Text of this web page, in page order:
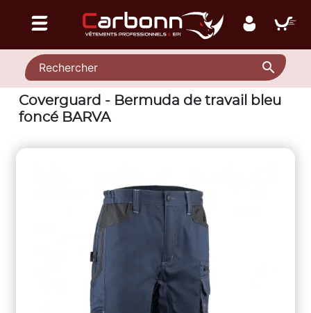

Coverguard - Bermuda de travail bleu
foncé BARVA